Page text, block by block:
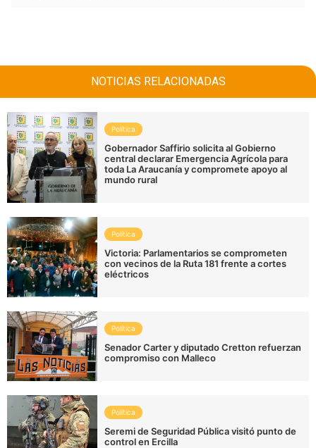
NOTICIAS RELACIONADAS
Política
Gobernador Saffirio solicita al Gobierno
central declarar Emergencia Agrícola para
toda La Araucanía y compromete apoyo al
mundo rural
Política
Victoria: Parlamentarios se comprometen
con vecinos de la Ruta 181 frente a cortes
eléctricos
Política
Senador Carter y diputado Cretton refuerzan
compromiso con Malleco
Política
Seremi de Seguridad Pública visitó punto de
control en Ercilla